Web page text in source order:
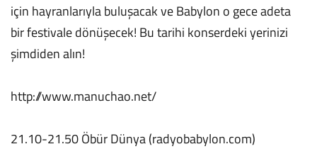
için hayranlarıyla buluşacak ve Babylon o gece adeta
bir festivale dönüşecek! Bu tarihi konserdeki yerinizi
şimdiden alın!
http://www.manuchao.net/
21.10-21.50 Öbür Dünya (radyobabylon.com)